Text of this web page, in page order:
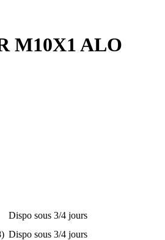
M10X1 ALO
Dispo sous 3/4 jours
) Dispo sous 3/4 jours